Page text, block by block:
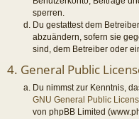
sperren.
Du gestattest dem
abzuändern, sofern sie
sind, dem Betreiber oder
4. General Public
Du nimmst zur Kenntnis,
GNU General Public
von phpBB Limited